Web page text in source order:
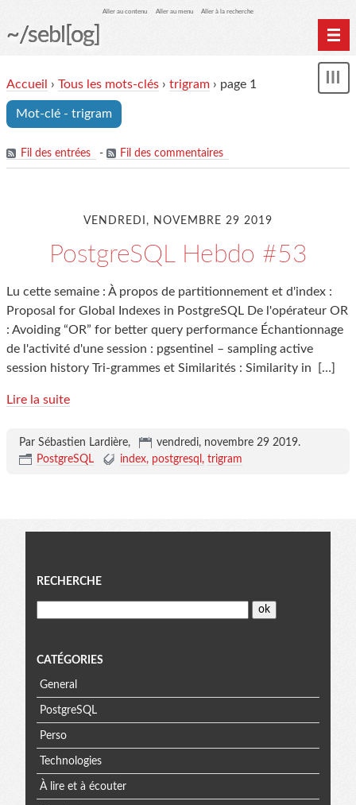
Aller au contenu Aller au menu Aller à la recherche
~/sebl[og]
Archives
Accueil › Tous les mots-clés › trigram › page 1
Mot-clé - trigram
Fil des entrées - Fil des commentaires
VENDREDI, NOVEMBRE 29 2019
PostgreSQL Hebdo #53
Lu cette semaine : À propos de partitionnement et d'index :
Proposal for Global Indexes in PostgreSQL De l'opérateur OR
: Avoiding “OR” for better query performance Échantionnage
de l'activité d'une session : pgsentinel – sampling active
session history Tri-grammes et Similarités : Similarity in
[…]
Lire la suite
Par Sébastien Lardière, vendredi, novembre 29 2019.
PostgreSQL
index postgresql trigram
Menu
RECHERCHE
CATÉGORIES
General
PostgreSQL
Perso
Technologies
À lire et à écouter